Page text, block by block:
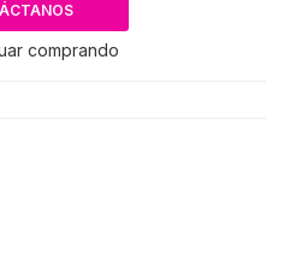
comprando